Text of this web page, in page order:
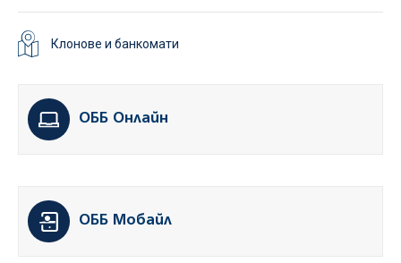
Клонове и банкомати
ОББ Онлайн
ОББ Мобайл